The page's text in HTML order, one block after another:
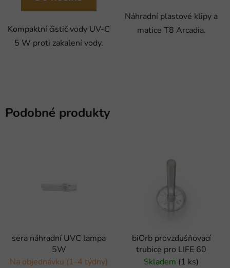
Kompaktní čistič vody UV-C
5 W proti zakalení vody.
Náhradní plastové klipy a
matice T8 Arcadia.
Podobné produkty
sera náhradní UVC lampa
5W
Na objednávku (1-4 týdny)
biOrb provzdušňovací
trubice pro LIFE 60
Skladem (1 ks)